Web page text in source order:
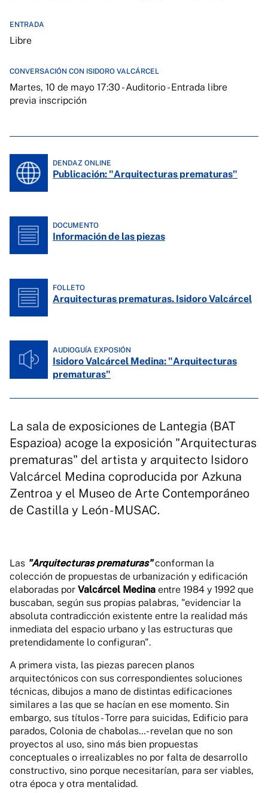
ENTRADA
Libre
CONVERSACIÓN CON ISIDORO VALCÁRCEL
Martes, 10 de mayo 17:30 - Auditorio - Entrada libre
previa inscripción
DENDAZ ONLINE
Publicación: "Arquitecturas prematuras"
DOCUMENTO
Información de las piezas
FOLLETO
Arquitecturas prematuras. Isidoro Valcárcel
AUDIOGUÍA EXPOSIÓN
Isidoro Valcárcel Medina: "Arquitecturas
prematuras"
La sala de exposiciones de Lantegia (BAT
Espazioa) acoge la exposición "Arquitecturas
prematuras" del artista y arquitecto Isidoro
Valcárcel Medina coproducida por Azkuna
Zentroa y el Museo de Arte Contemporáneo
de Castilla y León - MUSAC.
Las "Arquitecturas prematuras"conforman la
colección de propuestas de urbanización y edificación
elaboradas por Valcárcel Medina entre 1984 y 1992 que
buscaban, según sus propias palabras, "evidenciar la
absoluta contradicción existente entre la realidad más
inmediata del espacio urbano y las estructuras que
pretendidamente lo configuran".
A primera vista, las piezas parecen planos
arquitectónicos con sus correspondientes soluciones
técnicas, dibujos a mano de distintas edificaciones
similares a las que se hacían en ese momento. Sin
embargo, sus títulos - Torre para suicidas, Edificio para
parados, Colonia de chabolas…- revelan que no son
proyectos al uso, sino más bien propuestas
conceptuales o irrealizables no por falta de desarrollo
constructivo, sino porque necesitarían, para ser viables,
otra época y otra mentalidad.